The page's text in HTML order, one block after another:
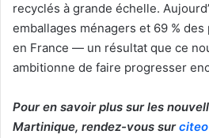
recyclés à grande échelle.
emballages ménagers et 69 %
en France — un résultat que ce
ambitionne de faire progresser
Pour en savoir plus sur les
Martinique, rendez-vous sur